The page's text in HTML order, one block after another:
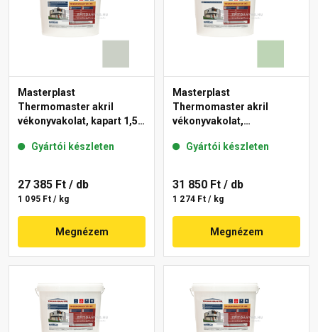
Masterplast
Thermomaster akril
vékonyvakolat, kapart 1,5
Gyártói készleten
27 385 Ft / db
1 095 Ft / kg
Megnézem
Masterplast
Thermomaster akril
vékonyvakolat,
41-D 25 kg
Gyártói készleten
31 850 Ft / db
1 274 Ft / kg
Megnézem